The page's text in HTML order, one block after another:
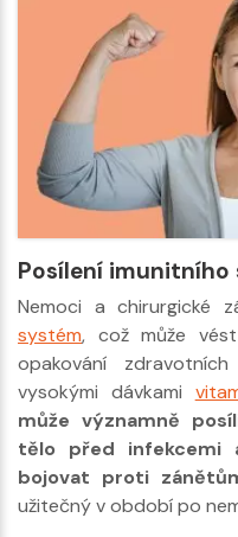
Posílení imunitního
Nemoci a chirurgické
systém, což může
opakování
vysokými dávkami
může významně
tělo před infekcemi
bojovat proti
užitečný v období po